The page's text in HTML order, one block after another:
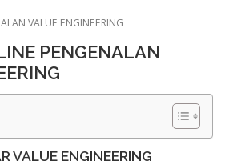
VALUE ENGINEERING
PENGENALAN
VALUE ENGINEERING